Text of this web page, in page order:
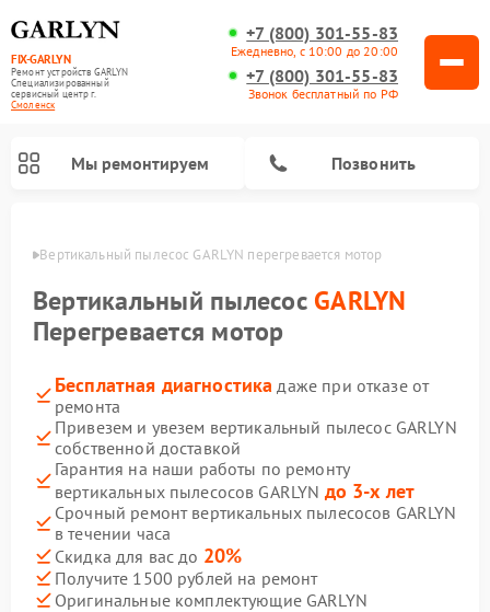
FIX-GARLYN
Ремонт устройств GARLYN
Специализированный
cервисный центр г.
Смоленск
+7 (800) 301-55-83
Ежедневно, с 10:00 до 20:00
+7 (800) 301-55-83
Звонок бесплатный по РФ
Мы ремонтируем Позвонить
Вертикальный пылесос GARLYN перегревается мотор
Вертикальный пылесос GARLYN
Перегревается мотор
Бесплатная диагностика даже при отказе от
ремонта
Привезем и увезем вертикальный пылесос GARLYN
собственной доставкой
Гарантия на наши работы по ремонту
вертикальных пылесосов GARLYN до 3-х лет
Срочный ремонт вертикальных пылесосов GARLYN
в течении часа
Скидка для вас до 20%
Получите 1500 рублей на ремонт
Оригинальные комплектующие GARLYN